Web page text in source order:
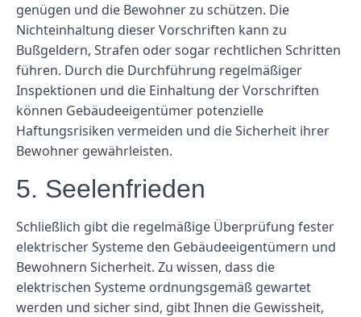
genügen und die Bewohner zu schützen. Die
Nichteinhaltung dieser Vorschriften kann zu
Bußgeldern, Strafen oder sogar rechtlichen Schritten
führen. Durch die Durchführung regelmäßiger
Inspektionen und die Einhaltung der Vorschriften
können Gebäudeeigentümer potenzielle
Haftungsrisiken vermeiden und die Sicherheit ihrer
Bewohner gewährleisten.
5. Seelenfrieden
Schließlich gibt die regelmäßige Überprüfung fester
elektrischer Systeme den Gebäudeeigentümern und
Bewohnern Sicherheit. Zu wissen, dass die
elektrischen Systeme ordnungsgemäß gewartet
werden und sicher sind, gibt Ihnen die Gewissheit,